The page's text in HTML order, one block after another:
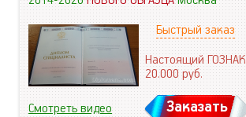
Быстрый заказ
Настоящий ГОЗНАК
20.000руб.
Смотреть видео Заказать